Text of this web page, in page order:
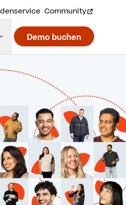
Community
Demo buchen